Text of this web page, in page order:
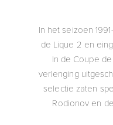
In het seizoen
de Lique 2 en
In de Coupe
verlenging
selectie zaten
Rodionov en